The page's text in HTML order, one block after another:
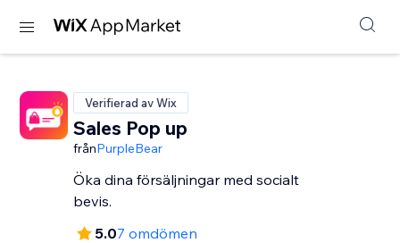
Verifierad av Wix
Sales Pop up
frånPurpleBear
Öka dina försäljningar med socialt
bevis.
5.07 omdömen